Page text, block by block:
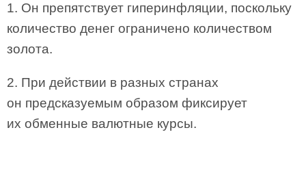
1. Он препятствует гиперинфляции, поскольку
количество денег ограничено количеством
золота.
2. При действии в разных странах
он предсказуемым образом фиксирует
их обменные валютные курсы.